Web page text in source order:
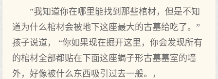
”我知道你在哪里能找到那些棺材，但是不知
道为什么棺材会被地下这座最大的古墓给吃了。”
孩子说道， “你如果现在掘开这里，你会发现所有
的棺材全部都贴在下面这座蝎子形古墓墓室的墙
外，好像被什么东西吸引过去一般。，